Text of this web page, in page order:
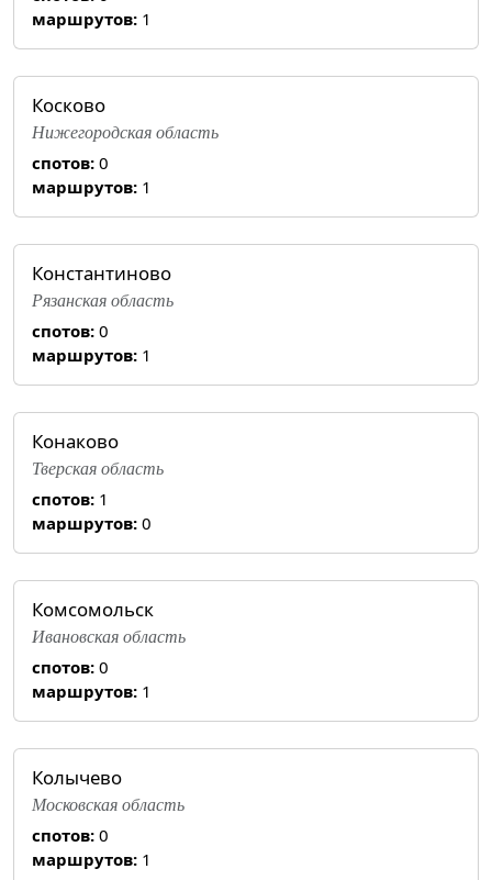
маршрутов: 1
Косково
Нижегородская область
спотов: 0
маршрутов: 1
Константиново
Рязанская область
спотов: 0
маршрутов: 1
Конаково
Тверская область
спотов: 1
маршрутов: 0
Комсомольск
Ивановская область
спотов: 0
маршрутов: 1
Колычево
Московская область
спотов: 0
маршрутов: 1